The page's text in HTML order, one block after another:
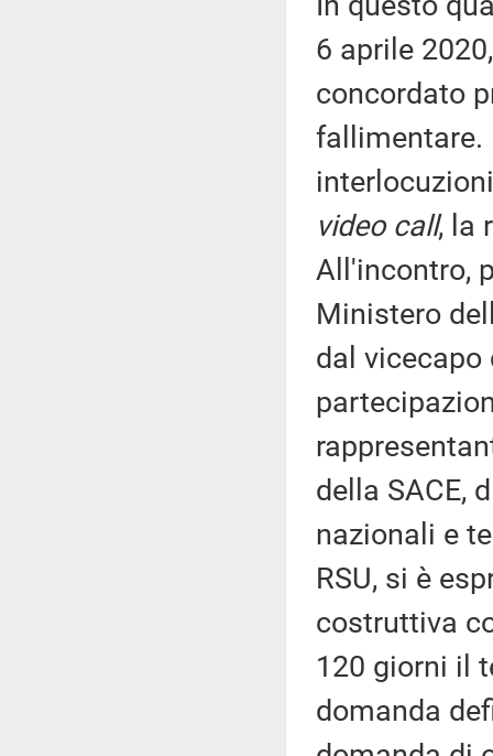
6 aprile
concordato
fallimentare.
video call, la
All'incontro,
Ministero
dal vicecapo
della SACE,
nazionali e
RSU, si è
costruttiva
120 giorni il
domanda